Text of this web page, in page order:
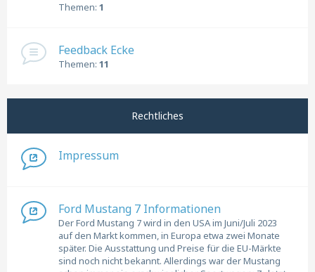
Themen: 1
Feedback Ecke
Themen: 11
Rechtliches
Impressum
Ford Mustang 7 Informationen
Der Ford Mustang 7 wird in den USA im Juni/Juli 2023
auf den Markt kommen, in Europa etwa zwei Monate
später. Die Ausstattung und Preise für die EU-Märkte
sind noch nicht bekannt. Allerdings war der Mustang